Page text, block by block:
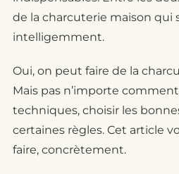
de la charcuterie maison qui
intelligemment.
Oui, on peut faire de la
Mais pas n’importe
techniques, choisir les
certaines règles. Cet article
faire, concrètement.